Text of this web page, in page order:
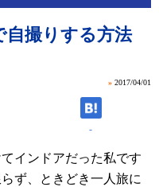
自撮りする方法
» 2017/04/01
-
インドアだった私です
ず、ときどき一人旅に